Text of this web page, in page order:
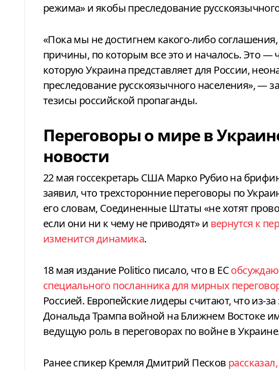
режима» и якобы преследование
«Пока мы не достигнем какого-либо
причины, по которым все это и началось. Это —
которую Украина представляет для России,
преследование русскоязычного населения», —
тезисы российской пропаганды.
Переговоры о мире в
новости
22 мая госсекретарь США Марко Рубио на
заявил, что трехсторонние переговоры по
его словам, Соединенные Штаты «не хотят
если они ни к чему не приводят» и вернутся к
изменится динамика.
18 мая издание Politico писало, что в ЕС
специального посланника для мирных
Россией. Европейские лидеры считают, что из-
Дональда Трампа войной на Ближнем Востоке
ведущую роль в переговорах по войне в
Ранее спикер Кремля Дмитрий Песков